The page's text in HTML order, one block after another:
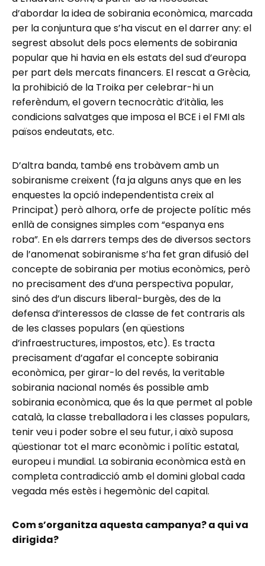
d’abordar la idea de sobirania econòmica, marcada
per la conjuntura que s’ha viscut en el darrer any: el
segrest absolut dels pocs elements de sobirania
popular que hi havia en els estats del sud d’europa
per part dels mercats financers. El rescat a Grècia,
la prohibició de la Troika per celebrar-hi un
referèndum, el govern tecnocràtic d’itàlia, les
condicions salvatges que imposa el BCE i el FMI als
països endeutats, etc.
D’altra banda, també ens trobàvem amb un
sobiranisme creixent (fa ja alguns anys que en les
enquestes la opció independentista creix al
Principat) però alhora, orfe de projecte polític més
enllà de consignes simples com “espanya ens
roba”. En els darrers temps des de diversos sectors
de l’anomenat sobiranisme s’ha fet gran difusió del
concepte de sobirania per motius econòmics, però
no precisament des d’una perspectiva popular,
sinó des d’un discurs liberal-burgès, des de la
defensa d’interessos de classe de fet contraris als
de les classes populars (en qüestions
d’infraestructures, impostos, etc). Es tracta
precisament d’agafar el concepte sobirania
econòmica, per girar-lo del revés, la veritable
sobirania nacional només és possible amb
sobirania econòmica, que és la que permet al poble
català, la classe treballadora i les classes populars,
tenir veu i poder sobre el seu futur, i això suposa
qüestionar tot el marc econòmic i polític estatal,
europeu i mundial. La sobirania econòmica està en
completa contradicció amb el domini global cada
vegada més estès i hegemònic del capital.
Com s’organitza aquesta campanya? a qui va
dirigida?